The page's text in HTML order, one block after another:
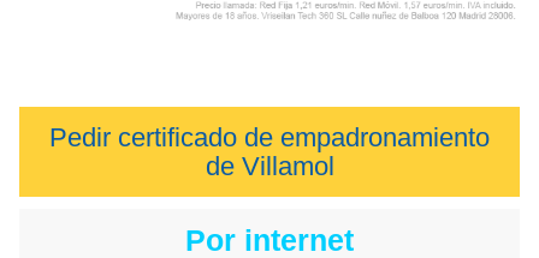
Pedir certificado de empadronamiento
de Villamol
Por internet